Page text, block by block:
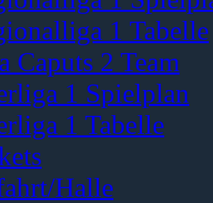
1 Tabelle
Caputs 2 Team
1 Spielplan
1 Tabelle
Halle